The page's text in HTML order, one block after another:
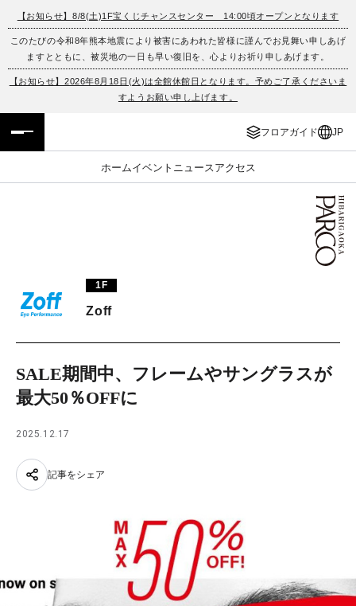
【お知らせ】8/8(土)1F宝くじチャンスセンター 14:00頃オープンとなります
このたびの令和8年熊本地震により被害にあわれた皆様に謹んでお見舞い申しあげ
ますとともに、被災地の一日も早い復旧を、心よりお祈り申しあげます。
【お知らせ】2026年8月18日(火)は全館休館日となります。予めご了承くださいま
すようお願い申し上げます。
フロアガイド JP
ホームイベント ニュース アクセス
フロアガイド
施設案内・アクセス
PARCOメンバーズ
ENGLISH
繁体字
1F
Zoff
SALE期間中、フレームやサングラスが
最大50％OFFに
2025.12.17
記事をシェア